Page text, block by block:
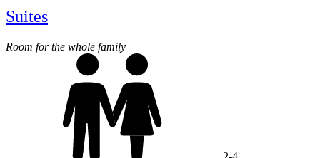
Suites
Room for the whole family